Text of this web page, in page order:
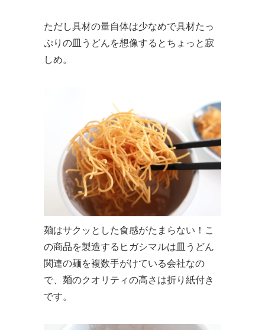
ただし具材の量自体は少なめで具材たっ
ぷりの皿うどんを想像するとちょっと寂
しめ。
麺はサクッとした食感がたまらない！こ
の商品を製造するヒガシマルは皿うどん
関連の麺を複数手がけている会社なの
で、麺のクオリティの高さは折り紙付き
です。